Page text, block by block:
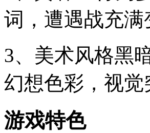
词，遭遇战充满
3、美术风格黑
幻想色彩，视觉
游戏特色